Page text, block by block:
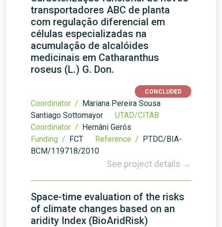
transportadores ABC de planta
com regulação diferencial em
células especializadas na
acumulação de alcalóides
medicinais em Catharanthus
roseus (L.) G. Don.
CONCLUDED
Coordinator / Mariana Pereira Sousa
Santiago Sottomayor
UTAD/CITAB
Coordinator / Hernâni Gerós
Funding / FCT Reference / PTDC/BIA-
BCM/119718/2010
See project details →
Space-time evaluation of the risks
of climate changes based on an
aridity Index (BioAridRisk)